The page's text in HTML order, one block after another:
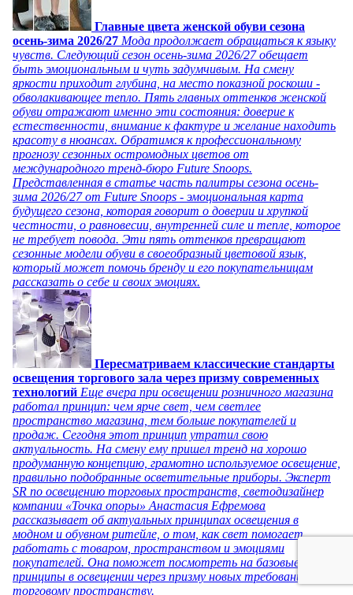
Главные цвета женской обуви сезона
осень-зима 2026/27 Мода продолжает обращаться к языку
чувств. Следующий сезон осень-зима 2026/27 обещает
быть эмоциональным и чуть задумчивым. На смену
яркости приходит глубина, на место показной роскоши -
обволакивающее тепло. Пять главных оттенков женской
обуви отражают именно эти состояния: доверие к
естественности, внимание к фактуре и желание находить
красоту в нюансах. Обратимся к профессиональному
прогнозу сезонных остромодных цветов от
международного тренд-бюро Future Snoops.
Представленная в статье часть палитры сезона осень-
зима 2026/27 от Future Snoops - эмоциональная карта
будущего сезона, которая говорит о доверии и хрупкой
честности, о равновесии, внутренней силе и тепле, которое
не требует повода. Эти пять оттенков превращают
сезонные модели обуви в своеобразный цветовой язык,
который может помочь бренду и его покупательницам
рассказать о себе и своих эмоциях.
Пересматриваем классические стандарты
освещения торгового зала через призму современных
технологий Еще вчера при освещении розничного магазина
работал принцип: чем ярче свет, чем светлее
пространство магазина, тем больше покупателей и
продаж. Сегодня этот принцип утратил свою
актуальность. На смену ему пришел тренд на хорошо
продуманную концепцию, грамотно используемое освещение,
правильно подобранные осветительные приборы. Эксперт
SR по освещению торговых пространств, светодизайнер
компании «Точка опоры» Анастасия Ефремова
рассказывает об актуальных принципах освещения в
модном и обувном ритейле, о том, как свет помогает
работать с товаром, пространством и эмоциями
покупателей. Она поможет посмотреть на базовые
принципы в освещении через призму новых требований к
торговому пространству.